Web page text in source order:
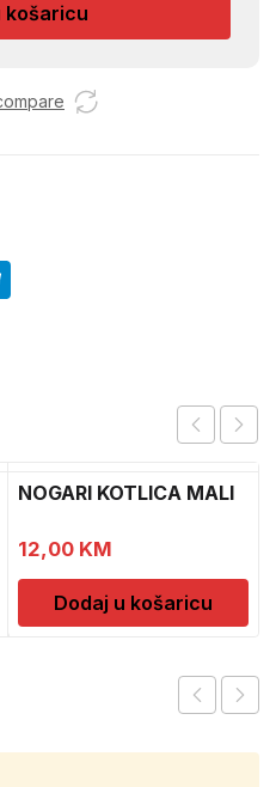
košaricu
NOGARI KOTLICA MALI
12,00 KM
Dodaj u košaricu